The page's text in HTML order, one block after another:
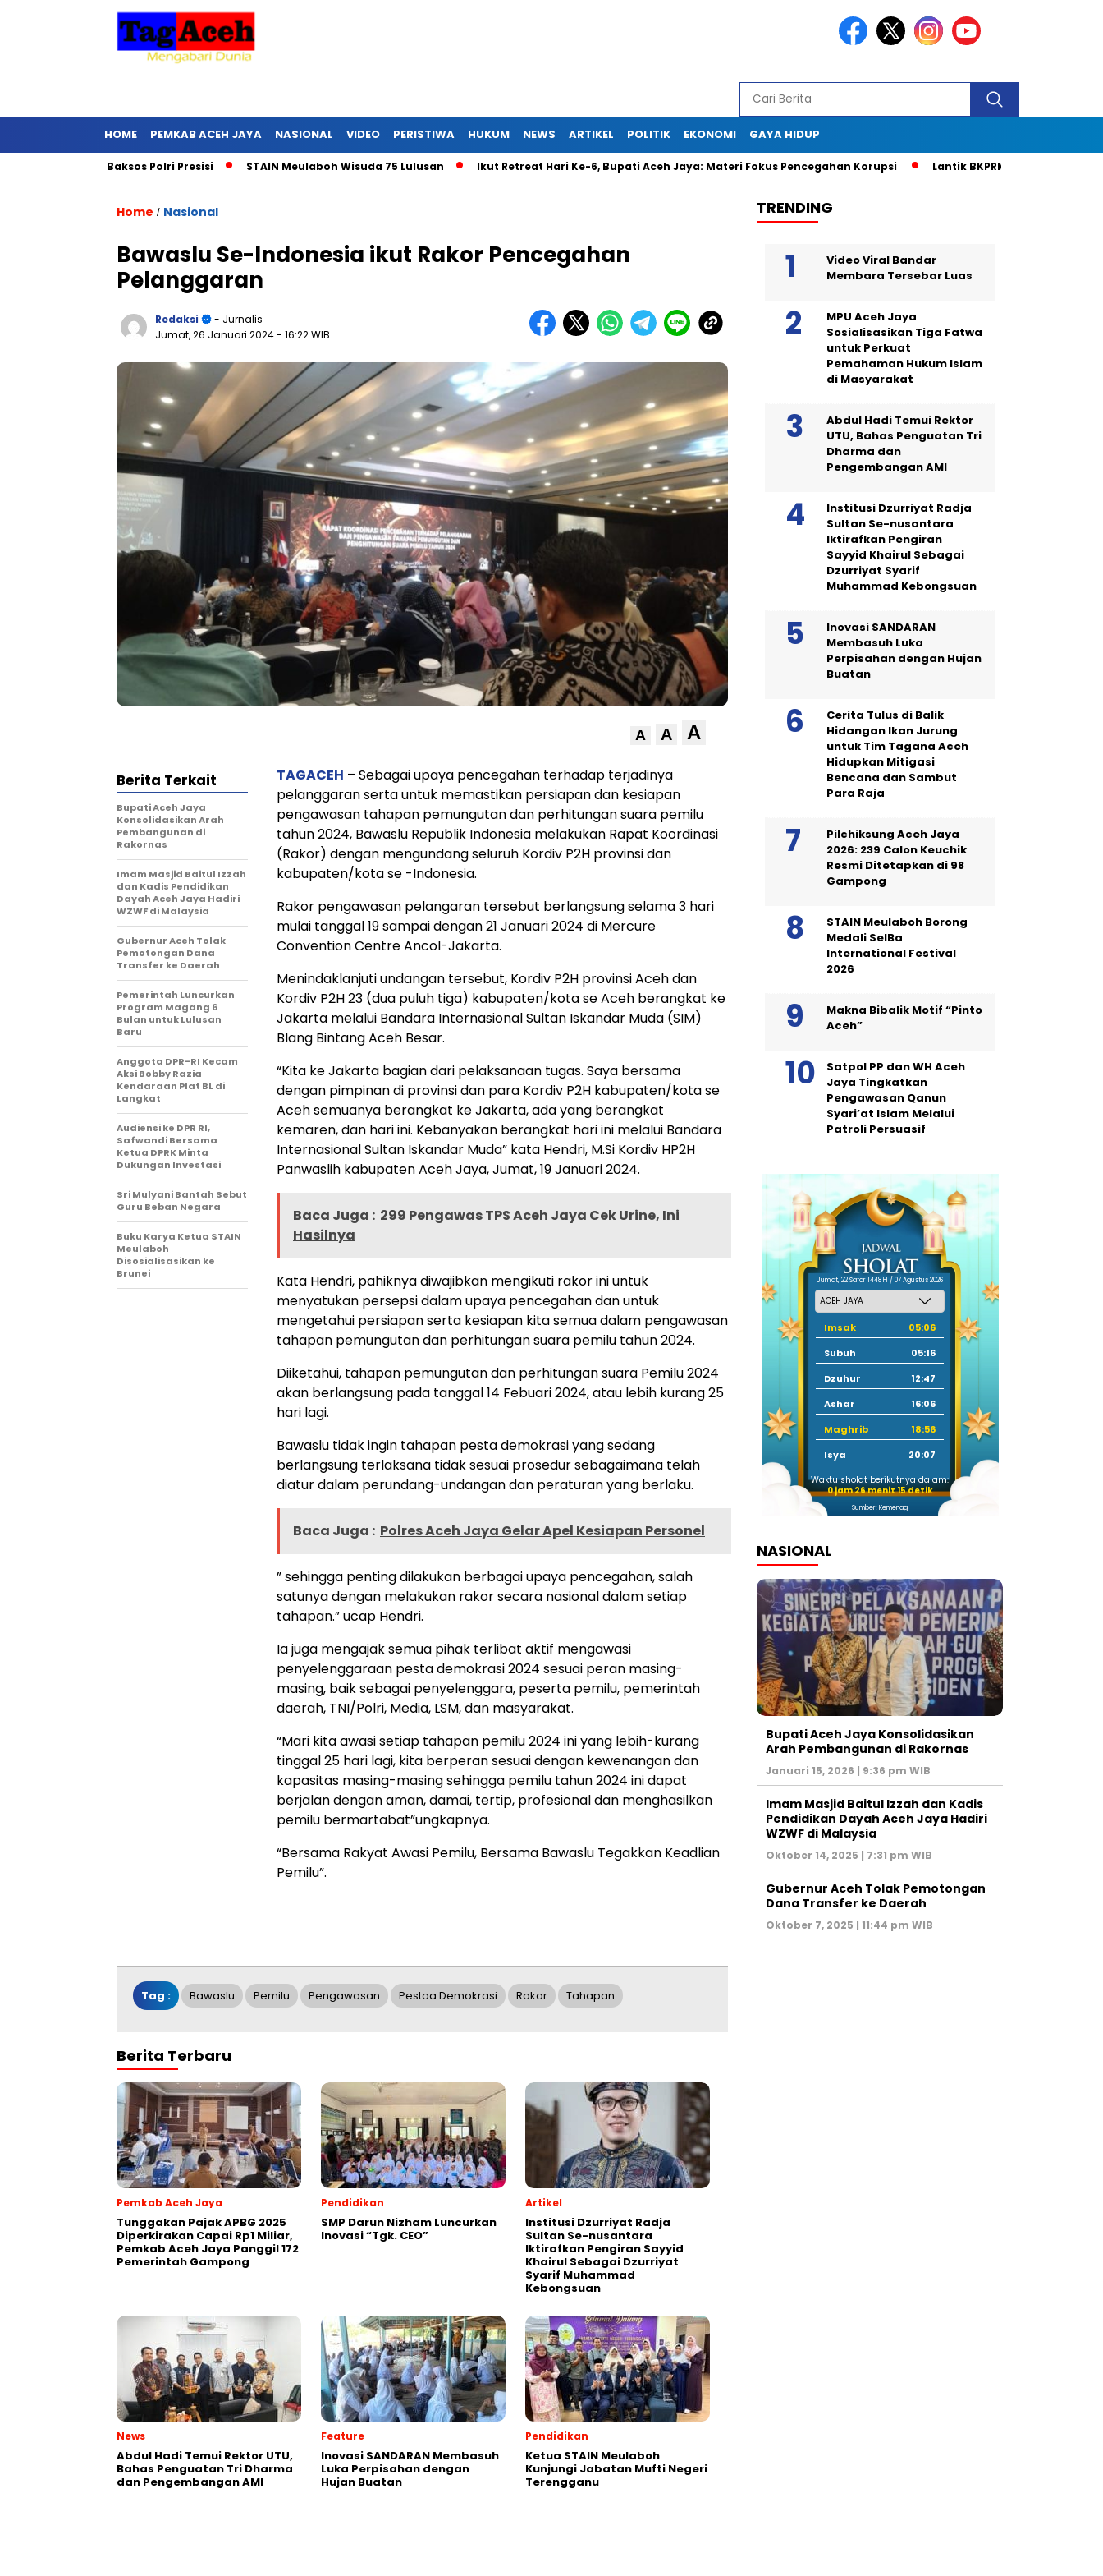
HOME PEMKAB ACEH JAYA NASIONAL VIDEO PERISTIWA HUKUM NEWS ARTIKEL POLITIK EKONOMI GAYA HIDUP
Salurkan Baksos Polri Presisi STAIN Meulaboh Wisuda 75 Lulusan Ikut Retreat Hari Ke-6, Bupati Aceh Jaya: Materi Fokus Pencegahan Korupsi Lantik BKPRMI Aceh Jaya, Muslem
Home / Nasional
Bawaslu Se-Indonesia ikut Rakor Pencegahan
Pelanggaran
Redaksi
- Jurnalis
Jumat, 26 Januari 2024- 16:22 WIB
A A A
TAGACEH – Sebagai upaya pencegahan terhadap terjadinya
pelanggaran serta untuk memastikan persiapan dan kesiapan
pengawasan tahapan pemungutan dan perhitungan suara pemilu
tahun 2024, Bawaslu Republik Indonesia melakukan Rapat Koordinasi
(Rakor) dengan mengundang seluruh Kordiv P2H provinsi dan
kabupaten/kota se -Indonesia.
Rakor pengawasan pelangaran tersebut berlangsung selama 3 hari
mulai tanggal 19 sampai dengan 21 Januari 2024 di Mercure
Convention Centre Ancol-Jakarta.
Menindaklanjuti undangan tersebut, Kordiv P2H provinsi Aceh dan
Kordiv P2H 23 (dua puluh tiga) kabupaten/kota se Aceh berangkat ke
Jakarta melalui Bandara Internasional Sultan Iskandar Muda (SIM)
Blang Bintang Aceh Besar.
“Kita ke Jakarta bagian dari pelaksanaan tugas. Saya bersama
dengan pimpinan di provinsi dan para Kordiv P2H kabupaten/kota se
Aceh semuanya berangkat ke Jakarta, ada yang berangkat
kemaren, dan hari ini. Kebanyakan berangkat hari ini melalui Bandara
Internasional Sultan Iskandar Muda” kata Hendri, M.Si Kordiv HP2H
Panwaslih kabupaten Aceh Jaya, Jumat, 19 Januari 2024.
Baca Juga : 299 Pengawas TPS Aceh Jaya Cek Urine, Ini
Hasilnya
Kata Hendri, pahiknya diwajibkan mengikuti rakor ini untuk
menyatukan persepsi dalam upaya pencegahan dan untuk
mengetahui persiapan serta kesiapan kita semua dalam pengawasan
tahapan pemungutan dan perhitungan suara pemilu tahun 2024.
Diiketahui, tahapan pemungutan dan perhitungan suara Pemilu 2024
akan berlangsung pada tanggal 14 Febuari 2024, atau lebih kurang 25
hari lagi.
Bawaslu tidak ingin tahapan pesta demokrasi yang sedang
berlangsung terlaksana tidak sesuai prosedur sebagaimana telah
diatur dalam perundang-undangan dan peraturan yang berlaku.
Baca Juga : Polres Aceh Jaya Gelar Apel Kesiapan Personel
” sehingga penting dilakukan berbagai upaya pencegahan, salah
satunya dengan melakukan rakor secara nasional dalam setiap
tahapan.” ucap Hendri.
Ia juga mengajak semua pihak terlibat aktif mengawasi
penyelenggaraan pesta demokrasi 2024 sesuai peran masing-
masing, baik sebagai penyelenggara, peserta pemilu, pemerintah
daerah, TNI/Polri, Media, LSM, dan masyarakat.
“Mari kita awasi setiap tahapan pemilu 2024 ini yang lebih-kurang
tinggal 25 hari lagi, kita berperan sesuai dengan kewenangan dan
kapasitas masing-masing sehingga pemilu tahun 2024 ini dapat
berjalan dengan aman, damai, tertip, profesional dan menghasilkan
pemilu bermartabat”ungkapnya.
“Bersama Rakyat Awasi Pemilu, Bersama Bawaslu Tegakkan Keadlian
Pemilu”.
Berita Terkait
Bupati Aceh Jaya
Konsolidasikan Arah
Pembangunan di
Rakornas
Imam Masjid Baitul Izzah
dan Kadis Pendidikan
Dayah Aceh Jaya Hadiri
WZWF di Malaysia
Gubernur Aceh Tolak
Pemotongan Dana
Transfer ke Daerah
Pemerintah Luncurkan
Program Magang 6
Bulan untuk Lulusan
Baru
Anggota DPR-RI Kecam
Aksi Bobby Razia
Kendaraan Plat BL di
Langkat
Audiensi ke DPR RI,
Safwandi Bersama
Ketua DPRK Minta
Dukungan Investasi
Sri Mulyani Bantah Sebut
Guru Beban Negara
Buku Karya Ketua STAIN
Meulaboh
Disosialisasikan ke
Brunei
Tag : Bawaslu Pemilu Pengawasan Pestaa Demokrasi Rakor Tahapan
Berita Terbaru
Pemkab Aceh Jaya
Tunggakan Pajak APBG 2025
Diperkirakan Capai Rp1 Miliar,
Pemkab Aceh Jaya Panggil 172
Pemerintah Gampong
Pendidikan
SMP Darun Nizham Luncurkan
Inovasi “Tgk. CEO”
Artikel
Institusi Dzurriyat Radja
Sultan Se-nusantara
Iktirafkan Pengiran Sayyid
Khairul Sebagai Dzurriyat
Syarif Muhammad
Kebongsuan
News
Abdul Hadi Temui Rektor UTU,
Bahas Penguatan Tri Dharma
dan Pengembangan AMI
Feature
Inovasi SANDARAN Membasuh
Luka Perpisahan dengan
Hujan Buatan
Pendidikan
Ketua STAIN Meulaboh
Kunjungi Jabatan Mufti Negeri
Terengganu
TRENDING
Video Viral Bandar
Membara Tersebar Luas
MPU Aceh Jaya
Sosialisasikan Tiga Fatwa
untuk Perkuat
Pemahaman Hukum Islam
di Masyarakat
Abdul Hadi Temui Rektor
UTU, Bahas Penguatan Tri
Dharma dan
Pengembangan AMI
Institusi Dzurriyat Radja
Sultan Se-nusantara
Iktirafkan Pengiran
Sayyid Khairul Sebagai
Dzurriyat Syarif
Muhammad Kebongsuan
Inovasi SANDARAN
Membasuh Luka
Perpisahan dengan Hujan
Buatan
Cerita Tulus di Balik
Hidangan Ikan Jurung
untuk Tim Tagana Aceh
Hidupkan Mitigasi
Bencana dan Sambut
Para Raja
Pilchiksung Aceh Jaya
2026: 239 Calon Keuchik
Resmi Ditetapkan di 98
Gampong
STAIN Meulaboh Borong
Medali SeIBa
International Festival
2026
Makna Bibalik Motif “Pinto
Aceh”
Satpol PP dan WH Aceh
Jaya Tingkatkan
Pengawasan Qanun
Syari’at Islam Melalui
Patroli Persuasif
Jum'at, 22 Safar 1448 H / 07 Agustus 2026
Imsak
05:06
Subuh
05:16
Dzuhur
12:47
Ashar
16:06
Maghrib
18:56
Isya
20:07
Waktu sholat berikutnya dalam:
0 jam 26 menit 14 detik
Sumber: Kemenag
NASIONAL
Bupati Aceh Jaya Konsolidasikan
Arah Pembangunan di Rakornas
Januari 15, 2026 | 9:36 pm WIB
Imam Masjid Baitul Izzah dan Kadis
Pendidikan Dayah Aceh Jaya Hadiri
WZWF di Malaysia
Oktober 14, 2025 | 7:31 pm WIB
Gubernur Aceh Tolak Pemotongan
Dana Transfer ke Daerah
Oktober 7, 2025 | 11:44 pm WIB